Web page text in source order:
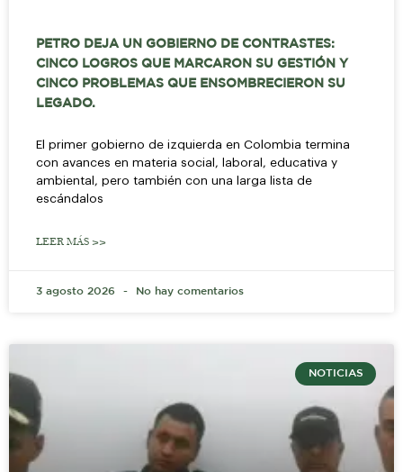
PETRO DEJA UN GOBIERNO DE CONTRASTES:
CINCO LOGROS QUE MARCARON SU GESTIÓN Y
CINCO PROBLEMAS QUE ENSOMBRECIERON SU
LEGADO.
El primer gobierno de izquierda en Colombia termina
con avances en materia social, laboral, educativa y
ambiental, pero también con una larga lista de
escándalos
LEER MÁS >>
3 agosto 2026 No hay comentarios
NOTICIAS